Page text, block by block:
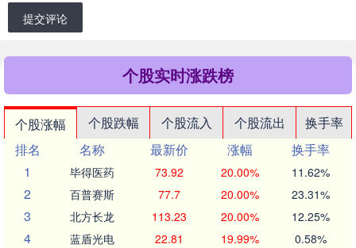
提交评论
个股实时涨跌榜
个股涨幅 个股跌幅 个股流入 个股流出
换手率
排名
名称 最新价 涨幅
换手率
1
毕得医药 73.92 20.00% 11.62%
2 百普赛斯 77.7 20.00% 23.31%
3 北方长龙 113.23 20.00% 12.25%
4 蓝盾光电 22.81 19.99% 0.58%